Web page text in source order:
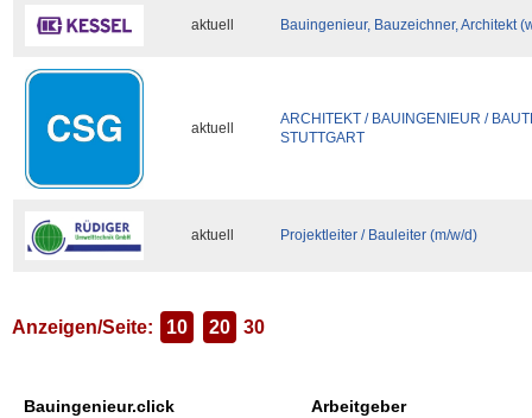
aktuell Bauingenieur, Bauzeichner, Architekt
aktuell
ARCHITEKT / BAUINGENIEUR /
STUTTGART
aktuell Projektleiter / Bauleiter (m/w/d)
Anzeigen/Seite: 10 20 30
Bauingenieur.click Arbeitgeber